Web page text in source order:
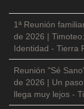
1ª Reunión
de 2026 |
Identidad - Tierra
Reunión "Sé
de 2026 | Un
llega muy lejos -